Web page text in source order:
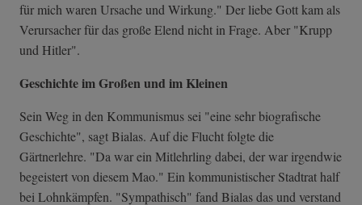
für mich waren Ursache und Wirkung." Der liebe Gott kam als
Verursacher für das große Elend nicht in Frage. Aber "Krupp
und Hitler".
Geschichte im Großen und im Kleinen
Sein Weg in den Kommunismus sei "eine sehr biografische
Geschichte", sagt Bialas. Auf die Flucht folgte die
Gärtnerlehre. "Da war ein Mitlehrling dabei, der war irgendwie
begeistert von diesem Mao." Ein kommunistischer Stadtrat half
bei Lohnkämpfen. "Sympathisch" fand Bialas das und verstand